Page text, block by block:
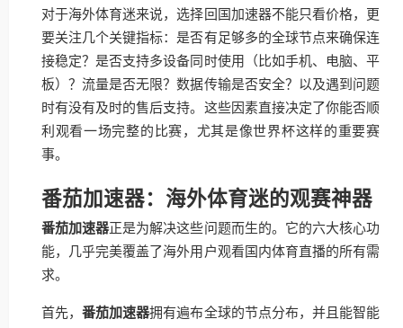
对于海外体育迷来说，选择回国加速器不能只看价格，更
要关注几个关键指标：是否有足够多的全球节点来确保连
接稳定？是否支持多设备同时使用（比如手机、电脑、平
板）？流量是否无限？数据传输是否安全？以及遇到问题
时有没有及时的售后支持。这些因素直接决定了你能否顺
利观看一场完整的比赛，尤其是像世界杯这样的重要赛
事。
番茄加速器：海外体育迷的观赛神器
番茄加速器正是为解决这些问题而生的。它的六大核心功
能，几乎完美覆盖了海外用户观看国内体育直播的所有需
求。
首先，番茄加速器拥有遍布全球的节点分布，并且能智能